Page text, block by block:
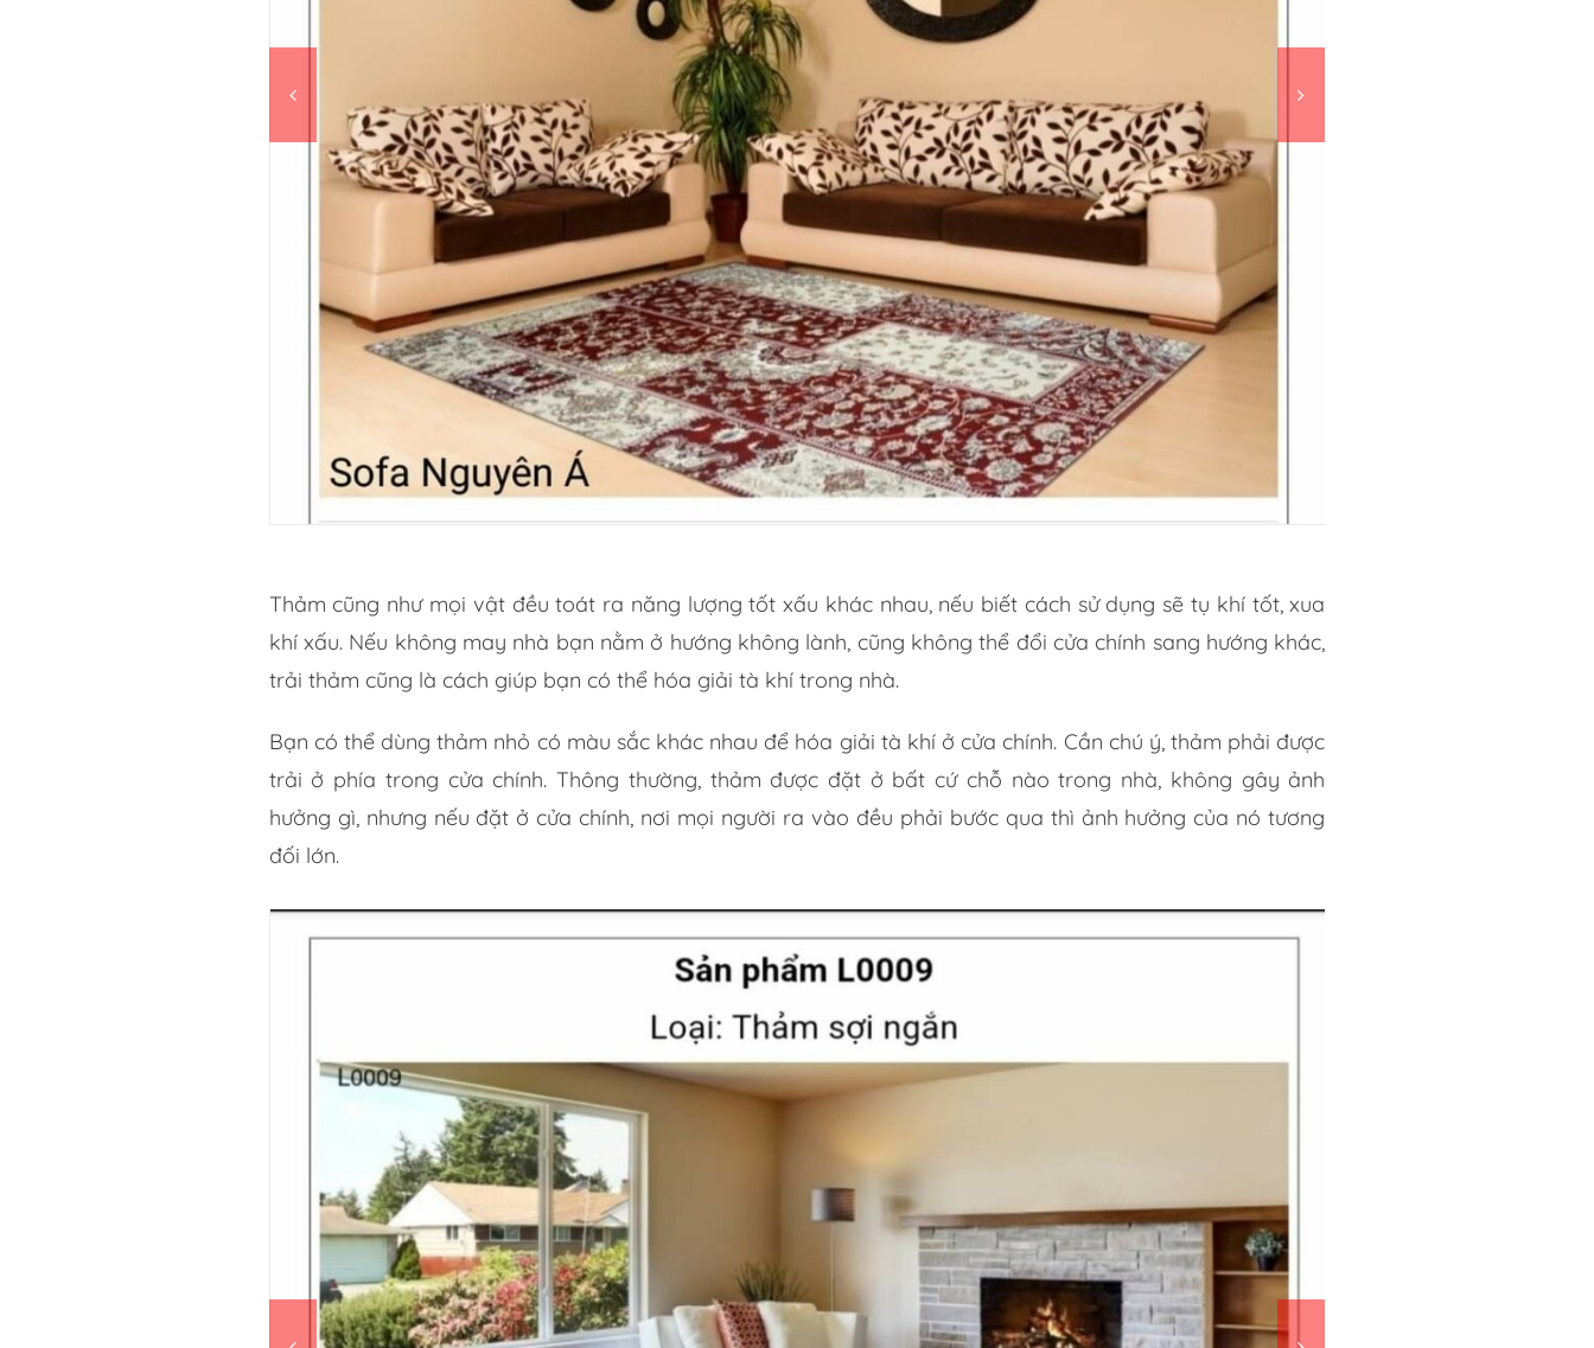
Thảm cũng như mọi vật đều toát ra năng lượng tốt xấu khác nhau, nếu biết cách sử dụng sẽ tụ khí tốt, xua
khí xấu. Nếu không may nhà bạn nằm ở hướng không lành, cũng không thể đổi cửa chính sang hướng khác,
Bạn có thể dùng thảm nhỏ có màu sắc khác nhau để hóa giải tà khí ở cửa chính. Cần chú ý, thảm phải được
trải ở phía trong cửa chính. Thông thường, thảm được đặt ở bất cứ chỗ nào trong nhà, không gây ảnh
hưởng gì, nhưng nếu đặt ở cửa chính, nơi mọi người ra vào đều phải bước qua thì ảnh hưởng của nó tương